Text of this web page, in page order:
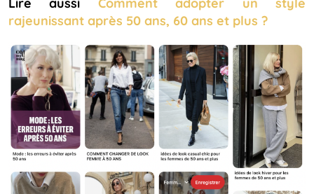
Lire aussi Comment adopter un style
rajeunissant après 50 ans, 60 ans et plus ?